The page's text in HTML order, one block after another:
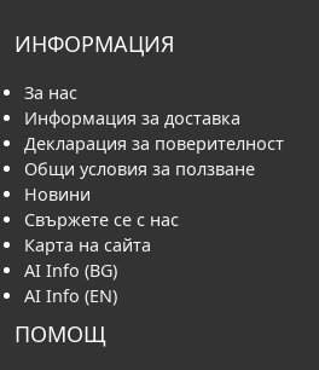
ИНФОРМАЦИЯ
За нас
Информация за доставка
Декларация за поверителност
Общи условия за ползване
Новини
Свържете се с нас
Карта на сайта
AI Info (BG)
AI Info (EN)
ПОМОЩ